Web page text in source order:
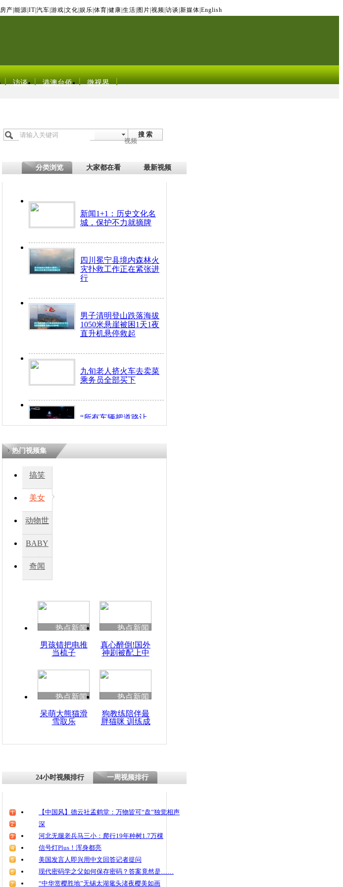
房产 能源 IT| 汽车 游戏 文化 娱乐 体育 健康 生活 图片 视频 访谈 新媒体 English
访谈 港澳台侨 微视界
搜 索
视频
分类浏览 大家都在看 最新视频
新闻1+1：历史文化名
城，保护不力就摘牌
四川冕宁县境内森林火
灾扑救工作正在紧张进
行
男子清明登山跌落海拔
1050米悬崖被困1天1夜
直升机悬停救起
九旬老人挤火车去卖菜
乘务员全部买下
“所有车辆把道路让
开！”儿童突发疾病交
四川兴文苗乡上万人欢
度苗族花山节
清明祭英烈 哀思悼忠
老人为救坠井孙子倒挂
热门视频集
搞笑
美女
动物世
BABY
秀
奇闻
热点新闻
男孩错把电推
当梳子
热点新闻
真心醉倒!国外
神剧被配上中
热点新闻
呆萌大熊猫滑
雪取乐
热点新闻
狗教练陪伴最
胖猫咪 训练成
24小时视频排行 一周视频排行
【中国风】德云社孟鹤堂：万物皆可“盘”独觉相声
深
河北无腿老兵马三小：爬行19年种树1.7万棵
信号灯Plus！浑身都亮
美国发言人即兴用中文回答记者提问
现代密码学之父如何保存密码？答案竟然是……
“中华赏樱胜地”无锡太湖鼋头渚夜樱美如画